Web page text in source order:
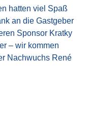
hatten viel Spaß
an die Gastgeber
Sponsor Kratky
– wir kommen
Nachwuchs René